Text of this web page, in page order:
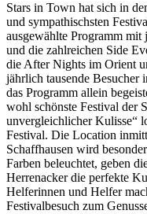
Stars in Town hat sich in
und sympathischsten
ausgewählte Programm
und die zahlreichen Side
die After Nights im Orient
jährlich tausende Besucher
das Programm allein
wohl schönste Festival der
unvergleichlicher Kulisse“
Festival. Die Location
Schaffhausen wird
Farben beleuchtet, geben
Herrenacker die perfekte
Helferinnen und Helfer
Festivalbesuch zum